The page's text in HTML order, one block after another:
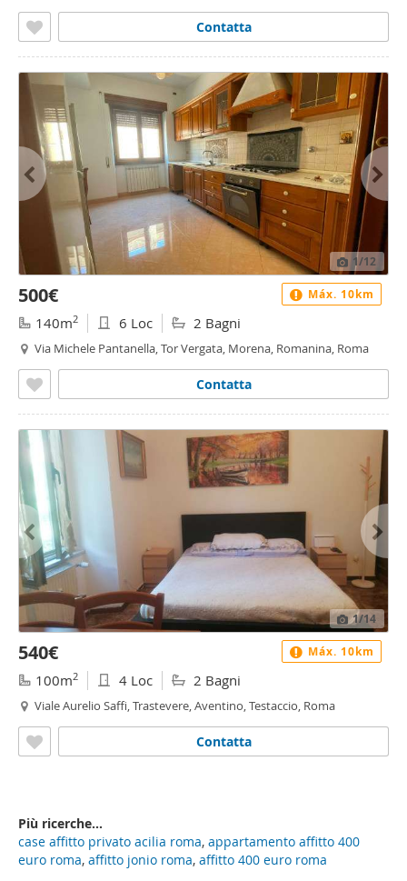
Contatta
1/12
500€
140m2 6 Loc 2 Bagni
Via Michele Pantanella, Tor Vergata, Morena, Romanina, Roma
Contatta
Máx. 10km
1/14
540€
100m2 4 Loc 2 Bagni
Viale Aurelio Saffi, Trastevere, Aventino, Testaccio, Roma
Contatta
Máx. 10km
Più ricerche...
case affitto privato acilia roma, appartamento affitto 400
euro roma, affitto jonio roma, affitto 400 euro roma